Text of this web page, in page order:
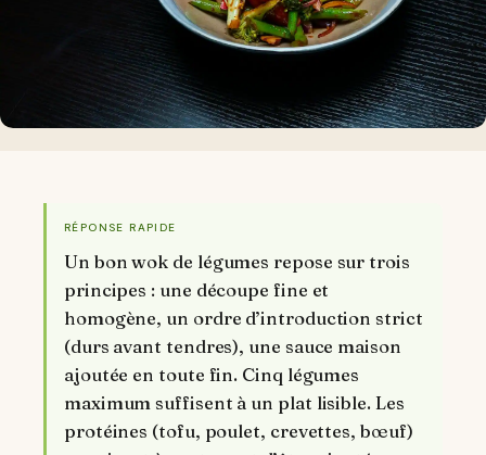
RÉPONSE RAPIDE
Un bon wok de légumes repose sur trois
principes : une découpe fine et
homogène, un ordre d’introduction strict
(durs avant tendres), une sauce maison
ajoutée en toute fin. Cinq légumes
maximum suffisent à un plat lisible. Les
protéines (tofu, poulet, crevettes, bœuf)